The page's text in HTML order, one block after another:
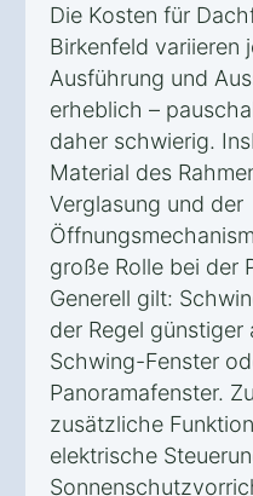
Die Kosten für
Birkenfeld variieren
Ausführung und
erheblich –
daher schwierig.
Material des
Verglasung und der
große Rolle bei der
Generell gilt:
der Regel günstiger
Schwing-Fenster
Panoramafenster.
zusätzliche
elektrische